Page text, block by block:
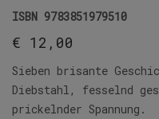
ISBN 9783851979510
€ 12,00
Sieben brisante
Diebstahl, fesselnd
prickelnder Spannung.